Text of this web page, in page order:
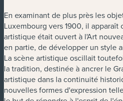
En examinant de plus près les
Luxembourg vers 1900, il
artistique était ouvert à l'Art
en partie, de développer un style
La scène artistique oscillait
la tradition, destinée à ancrer le
artistique dans la continuité
nouvelles formes d'expression